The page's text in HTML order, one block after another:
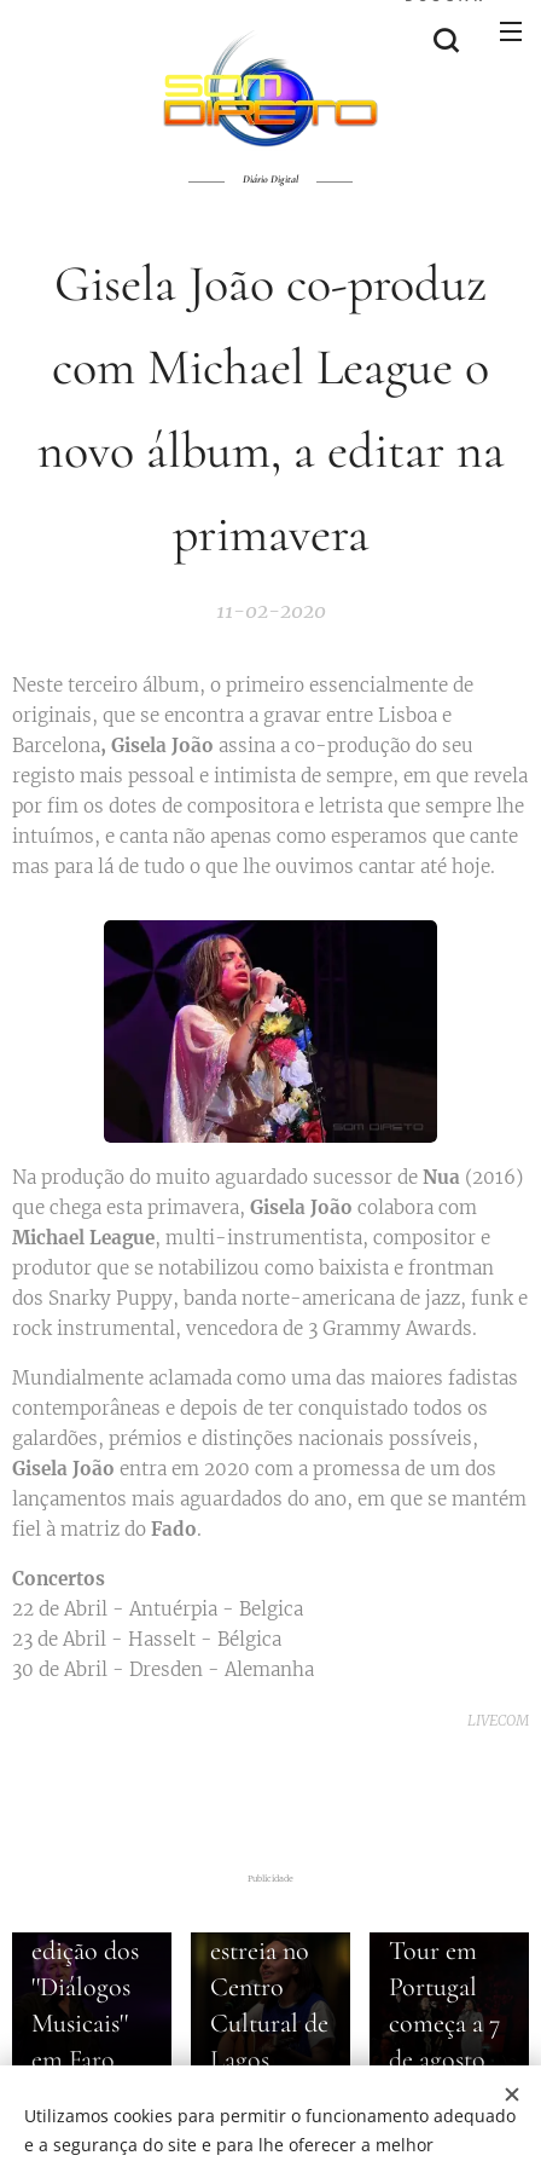
Diário Digital
Gisela João co-produz
com Michael League o
novo álbum, a editar na
primavera
11-02-2020
Neste terceiro álbum, o primeiro essencialmente de
originais, que se encontra a gravar entre Lisboa e
Barcelona, Gisela João assina a co-produção do seu
registo mais pessoal e intimista de sempre, em que revela
por fim os dotes de compositora e letrista que sempre lhe
intuímos, e canta não apenas como esperamos que cante
mas para lá de tudo o que lhe ouvimos cantar até hoje.
Na produção do muito aguardado sucessor de Nua (2016)
que chega esta primavera, Gisela João colabora com
Michael League, multi-instrumentista, compositor e
produtor que se notabilizou como baixista e frontman
dos Snarky Puppy, banda norte-americana de jazz, funk e
rock instrumental, vencedora de 3 Grammy Awards.
Mundialmente aclamada como uma das maiores fadistas
contemporâneas e depois de ter conquistado todos os
galardões, prémios e distinções nacionais possíveis,
Gisela João entra em 2020 com a promessa de um dos
lançamentos mais aguardados do ano, em que se mantém
fiel à matriz do Fado.
Concertos
22 de Abril - Antuérpia - Belgica
23 de Abril - Hasselt - Bélgica
30 de Abril - Dresden - Alemanha
LIVECOM
Publicidade
edição dos
''Diálogos
Musicais''
em Faro
apresenta
estreia no
Centro
Cultural de
Lagos
Tour em
Portugal
começa a 7
de agosto
Share
Utilizamos cookies para permitir o funcionamento adequado
e a segurança do site e para lhe oferecer a melhor